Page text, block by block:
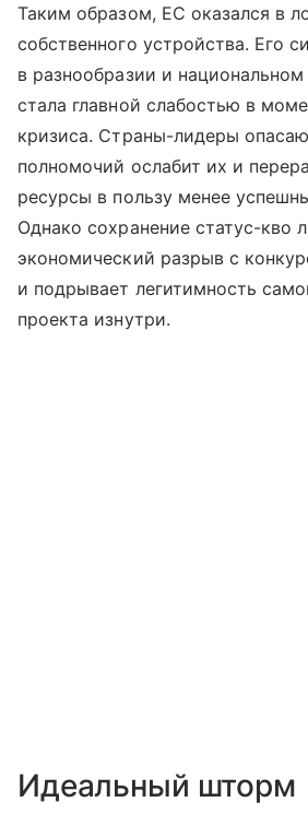
Таким образом, ЕС оказался в
собственного устройства. Его
в разнообразии и
стала главной слабостью в
кризиса. Страны-лидеры
полномочий ослабит их и
ресурсы в пользу менее
Однако сохранение статус-кво
экономический разрыв с
и подрывает легитимность
проекта изнутри.
Идеальный шторм